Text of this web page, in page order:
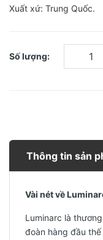
Xuất xứ: Trung Quốc.
Số lượng:
Thông tin sản
Vài nét về
Luminarc là
đoàn hàng đầu